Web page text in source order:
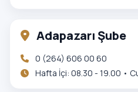
Adapazarı Şube
0 (264) 606 00 60
Hafta İçi: 08.30 - 19.00 •